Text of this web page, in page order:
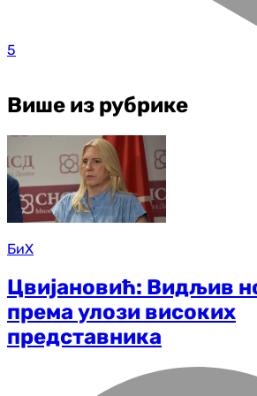
5
Више из рубрике
БиХ
Цвијановић: Видљив
према улози високих
представника